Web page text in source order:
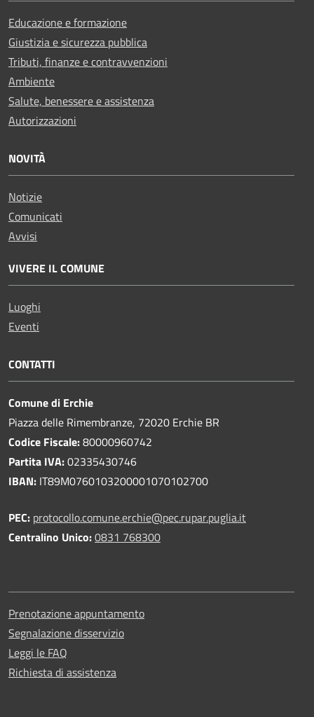
Educazione e formazione
Giustizia e sicurezza pubblica
Tributi, finanze e contravvenzioni
Ambiente
Salute, benessere e assistenza
Autorizzazioni
NOVITÀ
Notizie
Comunicati
Avvisi
VIVERE IL COMUNE
Luoghi
Eventi
CONTATTI
Comune di Erchie
Piazza delle Rimembranze, 72020 Erchie BR
Codice Fiscale:80000960742
Partita IVA:02335430746
IBAN: IT89M0760103200001070102700
PEC: protocollo.comune.erchie@pec.rupar.puglia.it
Centralino Unico:0831 768300
Prenotazione appuntamento
Segnalazione disservizio
Leggi le FAQ
Richiesta di assistenza